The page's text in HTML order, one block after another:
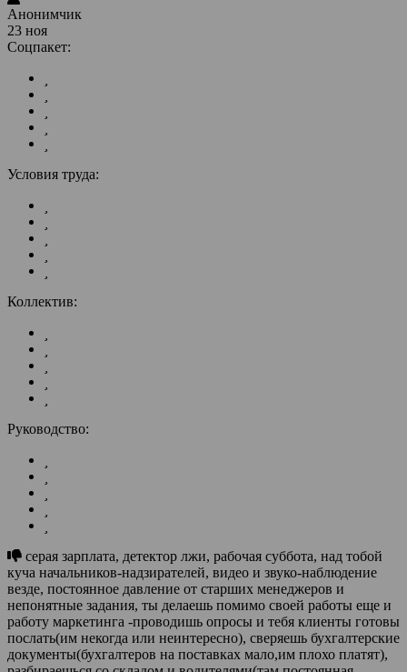
Анонимчик
23 ноя
Соцпакет:
Условия труда:
Коллектив:
Руководство:
куча начальников-надзирателей, видео и звуко-наблюдение
везде, постоянное давление от старших менеджеров и
непонятные задания, ты делаешь помимо своей работы еще и
работу маркетинга -проводишь опросы и тебя клиенты готовы
послать(им некогда или неинтересно), сверяешь бухгалтерские
документы(бухгалтеров на поставках мало,им плохо платят),